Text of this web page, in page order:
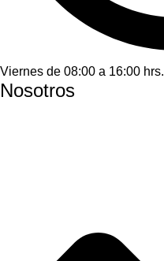
Viernes de 08:00 a 16:00 hrs.
Nosotros